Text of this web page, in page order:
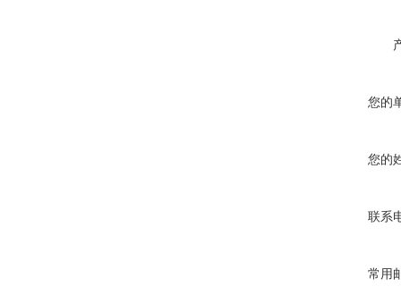
您的
您的
联系
常用